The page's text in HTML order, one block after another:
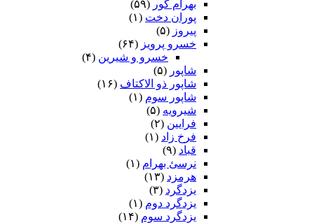
بهرام گور (۵۹)
پوران دخت (۱)
پیروز (۵)
خسرو پرویز (۶۴)
خسرو و شیرین (۴)
شاپور (۵)
شاپور ذو الاکتاف (۱۶)
شاپور سوم‏ (۱)
شیرویه (۵)
فرایین (۲)
فرخ زاد (۱)
قباد (۹)
نرسئ بهرام‏ (۱)
هرمزد (۱۳)
یزدگرد (۳)
یزدگرد دوم (۱)
یزدگرد سوم (۱۴)